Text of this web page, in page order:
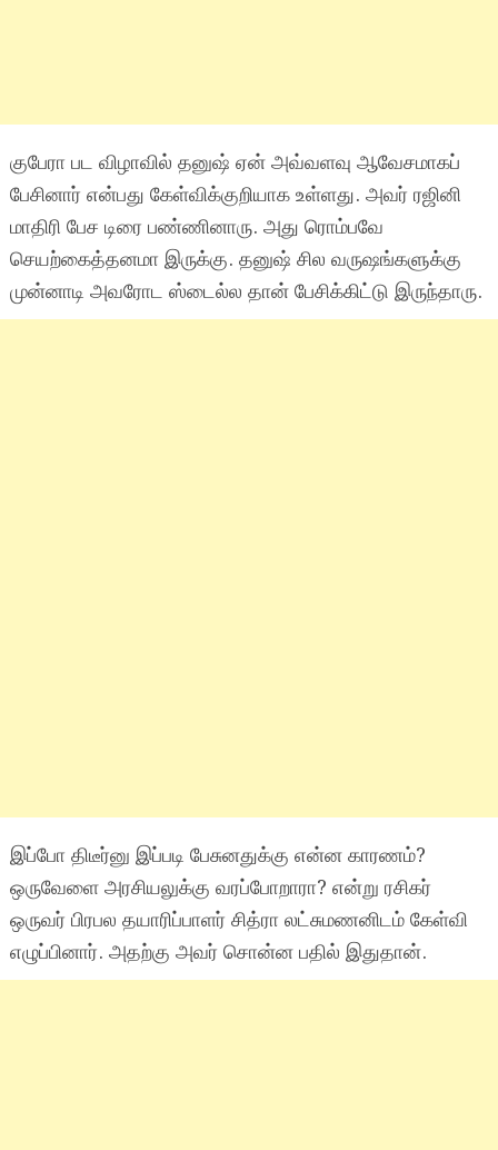
குபேரா பட விழாவில் தனுஷ் ஏன் அவ்வளவு ஆவேசமாகப்
பேசினார் என்பது கேள்விக்குறியாக உள்ளது. அவர் ரஜினி
மாதிரி பேச டிரை பண்ணினாரு. அது ரொம்பவே
செயற்கைத்தனமா இருக்கு. தனுஷ் சில வருஷங்களுக்கு
முன்னாடி அவரோட ஸ்டைல்ல தான் பேசிக்கிட்டு இருந்தாரு.
இப்போ திடீர்னு இப்படி பேசுனதுக்கு என்ன காரணம்?
ஒருவேளை அரசியலுக்கு வரப்போறாரா? என்று ரசிகர்
ஒருவர் பிரபல தயாரிப்பாளர் சித்ரா லட்சுமணனிடம் கேள்வி
எழுப்பினார். அதற்கு அவர் சொன்ன பதில் இதுதான்.